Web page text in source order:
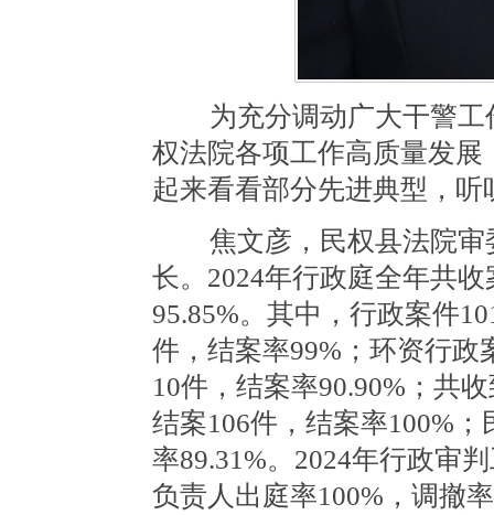
为充分调动广大干警工
权法院各项工作高质量发
起来看看部分先进典型，
焦文彦，民权县法院审
长。2024年行政庭全年共
95.85%。其中，行政案件
件，结案率99%；环资行政
10件，结案率90.90%；共
结案106件，结案率100%
率89.31%。2024年行政审
负责人出庭率100%，调撤